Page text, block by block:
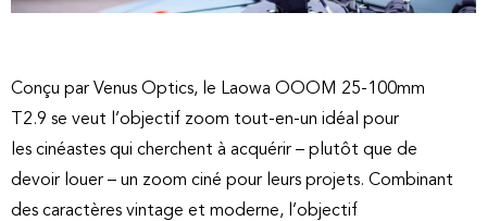
Conçu par Venus Optics, le Laowa OOOM 25-100mm
T2.9 se veut l’objectif zoom tout-en-un idéal pour
les cinéastes qui cherchent à acquérir – plutôt que de
devoir louer – un zoom ciné pour leurs projets. Combinant
des caractères vintage et moderne, l’objectif